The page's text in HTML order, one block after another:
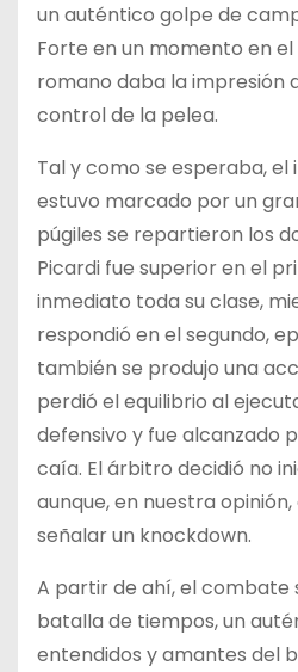
un auténtico golpe de
Forte en un momento en
romano daba la impresión
control de la pelea.
Tal y como se esperaba,
estuvo marcado por un
púgiles se repartieron los
Picardi fue superior en el
inmediato toda su clase,
respondió en el segundo,
también se produjo una
perdió el equilibrio al
defensivo y fue alcanzado
caía. El árbitro decidió no
aunque, en nuestra
señalar un knockdown.
A partir de ahí, el combate
batalla de tiempos, un
entendidos y amantes del